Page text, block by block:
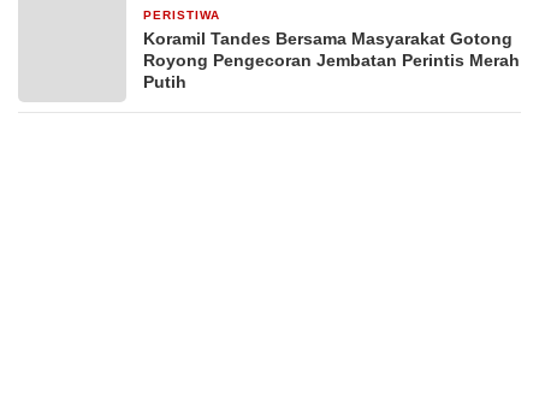
PERISTIWA
Koramil Tandes Bersama Masyarakat Gotong
Royong Pengecoran Jembatan Perintis Merah
Putih